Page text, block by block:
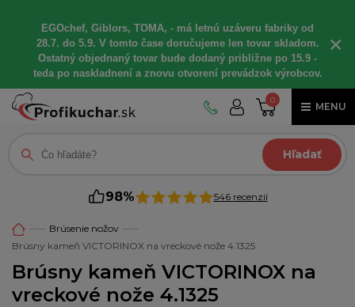
EGOchef, Giblors, TOMA, - má letnú uzáveru fabriky od
28.7. do 5.9. V tomto čase doručujeme len tovar skladom.
Ostatný objednaný tovar bude dodaný približne po 15.9 -
teda po naskladnení a znovu otvorení prevádzok výrobcov.
×
0
MENU
Hľadať
98% 546 recenzií
Brúsenie nožov
Brúsny kameň VICTORINOX na vreckové nože 4.1325
Brúsny kameň VICTORINOX na
vreckové nože 4.1325